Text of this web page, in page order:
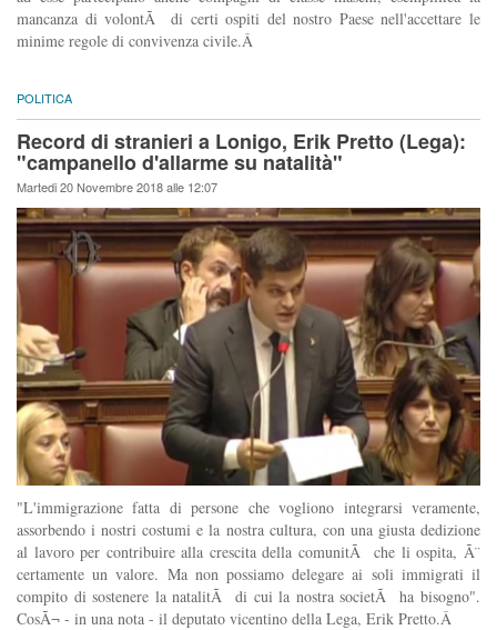
mancanza di volontÃ di certi ospiti del nostro Paese nell'accettare le
minime regole di convivenza civile.Â
POLITICA
Record di stranieri a Lonigo, Erik Pretto (Lega):
"campanello d'allarme su natalità"
Martedi 20 Novembre 2018 alle 12:07
"L'immigrazione fatta di persone che vogliono integrarsi veramente,
assorbendo i nostri costumi e la nostra cultura, con una giusta dedizione
al lavoro per contribuire alla crescita della comunitÃ che li ospita, Ã¨
certamente un valore. Ma non possiamo delegare ai soli immigrati il
compito di sostenere la natalitÃ di cui la nostra societÃ ha bisogno".
CosÃ¬ - in una nota - il deputato vicentino della Lega, Erik Pretto.Â